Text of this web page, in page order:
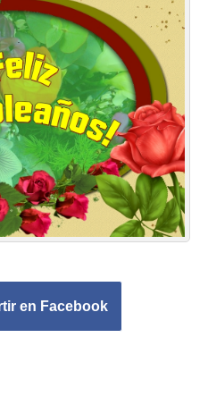
en Facebook